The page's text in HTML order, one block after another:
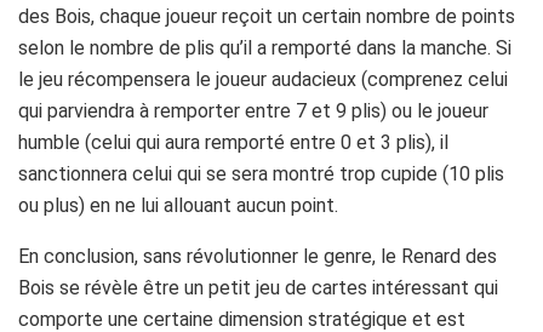
des Bois, chaque joueur reçoit un certain nombre de points
selon le nombre de plis qu’il a remporté dans la manche. Si
le jeu récompensera le joueur audacieux (comprenez celui
qui parviendra à remporter entre 7 et 9 plis) ou le joueur
humble (celui qui aura remporté entre 0 et 3 plis), il
sanctionnera celui qui se sera montré trop cupide (10 plis
ou plus) en ne lui allouant aucun point.
En conclusion, sans révolutionner le genre, le Renard des
Bois se révèle être un petit jeu de cartes intéressant qui
comporte une certaine dimension stratégique et est